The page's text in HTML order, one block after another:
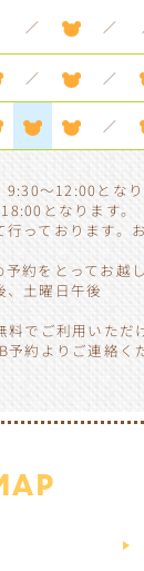
／ ／
／ ／
／
～12:00となり
となります。
っております。
約をとってお越し
、土曜日午後
でご利用いただ
約よりご連絡く